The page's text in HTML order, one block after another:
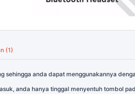
(1)
sehingga anda dapat menggunakannya
anda hanya tinggal menyentuh tombol